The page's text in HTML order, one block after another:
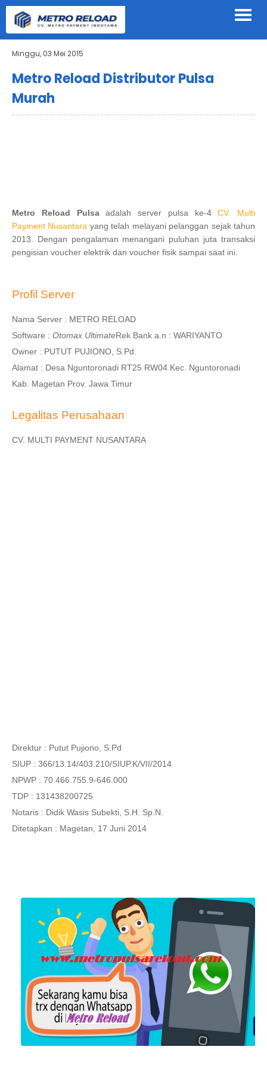
Minggu, 03 Mei 2015
Metro Reload Distributor Pulsa
Murah
Metro Reload Pulsaadalah server pulsa ke-4CV. Multi
Payment Nusantara yang telah melayani pelanggan sejak tahun
2013. Dengan pengalaman menangani puluhan juta transaksi
pengisian voucher elektrik dan voucher fisik sampai saat ini.
Profil Server
Nama Server : METRO RELOAD
Software : Otomax UltimateRek Bank a.n : WARIYANTO
Owner : PUTUT PUJIONO, S.Pd.
Alamat : Desa Nguntoronadi RT25 RW04 Kec. Nguntoronadi
Kab. Magetan Prov. Jawa Timur
Legalitas Perusahaan
CV. MULTI PAYMENT NUSANTARA
Direktur : Putut Pujiono, S.Pd
SIUP : 366/13.14/403.210/SIUP.K/VII/2014
NPWP : 70.466.755.9-646.000
TDP : 131438200725
Notaris : Didik Wasis Subekti, S.H. Sp.N.
Ditetapkan : Magetan, 17 Juni 2014